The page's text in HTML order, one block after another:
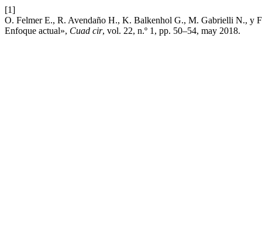
[1]
O. Felmer E., R. Avendaño H., K. Balkenhol G., M. Gabrielli N., y
Enfoque actual», Cuad cir, vol. 22, n.º 1, pp. 50–54, may 2018.